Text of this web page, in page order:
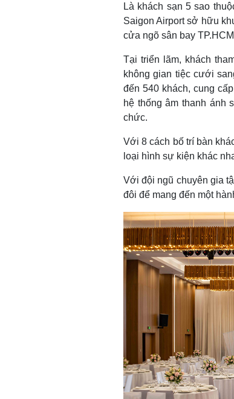
Là khách sạn 5 sao
Saigon Airport sở hữu
cửa ngõ sân bay
Tại triển lãm, khách
không gian tiệc cưới
đến 540 khách, cung
hệ thống âm thanh ánh
chức.
Với 8 cách bố trí bàn
loại hình sự kiện khác
Với đội ngũ chuyên gia
đôi để mang đến một